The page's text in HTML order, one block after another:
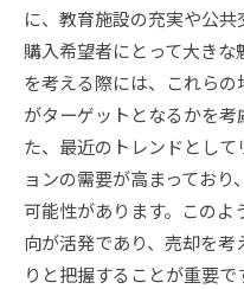
高価格を狙う寝屋川
高価格を実現す
交渉力を高める
物件の価値を最
市場分析を活用
プロフェッショ
高価売却のため
寝屋川市不動産市場
に、教育施設の充実や公共
購入希望者にとって大き
を考える際には、これら
がターゲットとなるかを
た、最近のトレンドとし
ョンの需要が高まってお
可能性があります。この
向が活発であり、売却を
りと把握することが重要で